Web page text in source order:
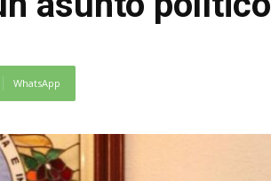
WhatsApp